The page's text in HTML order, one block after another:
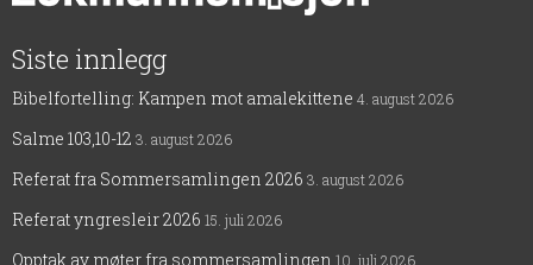
Siste innlegg
Bibelfortelling: Kampen mot amalekittene 4. august 2026
Salme 103,10-12 3. august 2026
Referat fra Sommersamlingen 2026 3. august 2026
Referat yngresleir 2026 15. juli 2026
Opptak av møter fra sommersamlingen 10. juli 2026